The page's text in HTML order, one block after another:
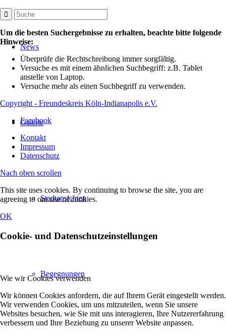
News
Galerie
Stadtansichten
Begegnungen
Um die besten Suchergebnisse zu erhalten, beachte bitte folgende
Hinweise:
Überprüfe die Rechtschreibung immer sorgfältig.
Versuche es mit einem ähnlichen Suchbegriff: z.B. Tablet
anstelle von Laptop.
Versuche mehr als einen Suchbegriff zu verwenden.
Copyright - Freundeskreis Köln-Indianapolis e.V.
Facebook
Kontakt
Impressum
Datenschutz
Nach oben scrollen
This site uses cookies. By continuing to browse the site, you are
agreeing to our use of cookies.
OK
Cookie- und Datenschutzeinstellungen
Wie wir Cookies verwenden
Wir können Cookies anfordern, die auf Ihrem Gerät eingestellt werden.
Wir verwenden Cookies, um uns mitzuteilen, wenn Sie unsere
Websites besuchen, wie Sie mit uns interagieren, Ihre Nutzererfahrung
verbessern und Ihre Beziehung zu unserer Website anpassen.